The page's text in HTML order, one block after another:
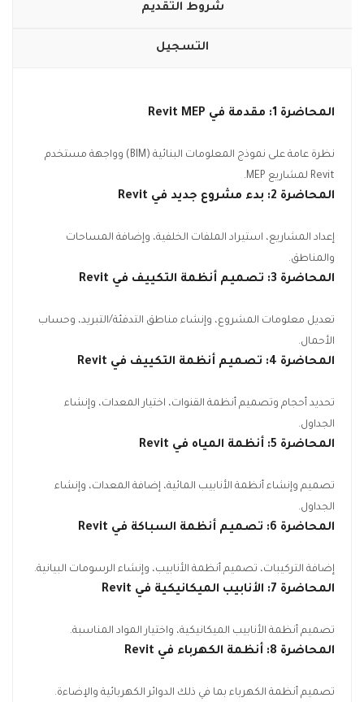
شروط التقديم
التسجيل
المحاضرة 1: مقدمة في
نظرة عامة على نموذج المعلومات البنائية (BIM) وواجهة مستخدم
Revit لمشاريع MEP.
المحاضرة 2: بدء مشروع جديد في
إعداد المشاريع، استيراد الملفات الخلفية، وإضافة المساحات
والمناطق.
المحاضرة 3: تصميم أنظمة التكييف في
تعديل معلومات المشروع، وإنشاء مناطق التدفئة/التبريد، وحساب
الأحمال.
المحاضرة 4: تصميم أنظمة التكييف في
تحديد أحجام وتصميم أنظمة القنوات، اختيار المعدات، وإنشاء
الجداول.
المحاضرة 5: أنظمة المياه في
تصميم وإنشاء أنظمة الأنابيب المائية، إضافة المعدات، وإنشاء
الجداول.
المحاضرة 6: تصميم أنظمة السباكة في
إضافة التركيبات، تصميم أنظمة الأنابيب، وإنشاء الرسومات البيانية.
المحاضرة 7: الأنابيب الميكانيكية في
تصميم أنظمة الأنابيب الميكانيكية، واختيار المواد المناسبة.
المحاضرة 8: أنظمة الكهرباء في
تصميم أنظمة الكهرباء بما في ذلك الدوائر الكهربائية والإضاءة.